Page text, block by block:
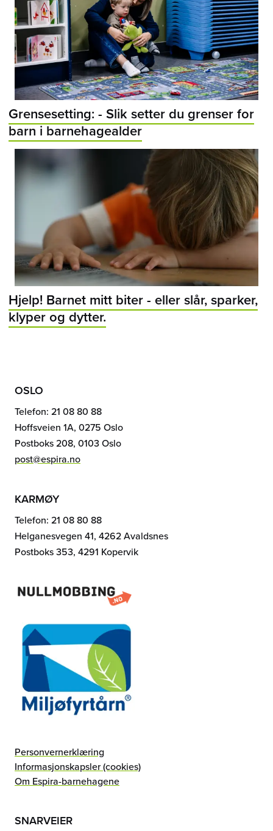
Grensesetting: - Slik setter du grenser for
barn i barnehagealder
Hjelp! Barnet mitt biter - eller slår, sparker,
klyper og dytter.
OSLO
Telefon: 21 08 80 88
Hoffsveien 1A, 0275 Oslo
Postboks 208, 0103 Oslo
post@espira.no
KARMØY
Telefon: 21 08 80 88
Helganesvegen 41, 4262 Avaldsnes
Postboks 353, 4291 Kopervik
Personvernerklæring
Informasjonskapsler (cookies)
Om Espira-barnehagene
SNARVEIER